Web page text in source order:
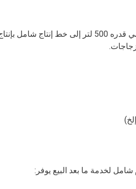
يمكن تخصيص معدات الزبادي شولي وفقًا لاحتياجات العملاء، من ورشة صغيرة بإنتاج يومي قدره 500 لتر إلى
لخدمة ما بعد البيع يوفر: